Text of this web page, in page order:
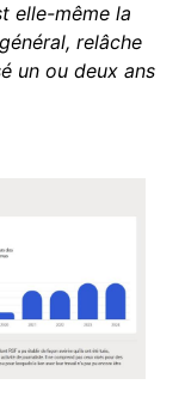
elle-même la
relâche
un ou deux ans